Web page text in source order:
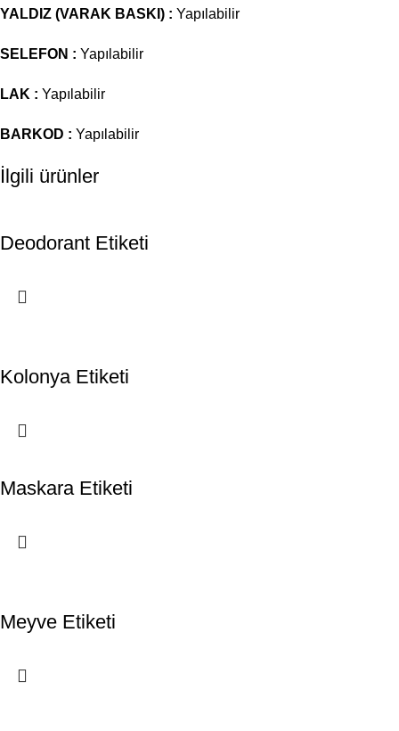
YALDIZ (VARAK BASKI) : Yapılabilir
SELEFON : Yapılabilir
LAK : Yapılabilir
BARKOD : Yapılabilir
İlgili ürünler
Deodorant Etiketi
Kolonya Etiketi
Maskara Etiketi
Meyve Etiketi